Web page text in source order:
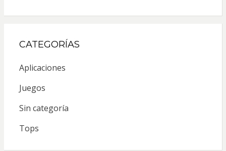
CATEGORÍAS
Aplicaciones
Juegos
Sin categoría
Tops